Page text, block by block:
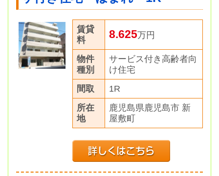
賃貸
料
8.625万円
物件
種別
サービス付き高齢者向
け住宅
間取
1R
所在
地
鹿児島県鹿児島市 新
屋敷町